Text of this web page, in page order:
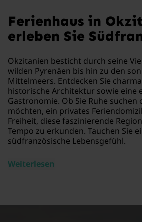
Ferienhaus in
erleben Sie
Okzitanien besticht durch seine
wilden Pyrenäen bis hin zu den
Mittelmeers. Entdecken Sie
historische Architektur sowie eine
Gastronomie. Ob Sie Ruhe suchen
möchten, ein privates
Freiheit, diese faszinierende
Tempo zu erkunden. Tauchen Sie
südfranzösische Lebensgefühl.
Weiterlesen